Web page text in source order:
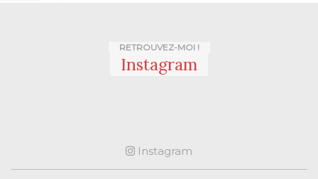
RETROUVEZ-MOI !
Instagram
Instagram